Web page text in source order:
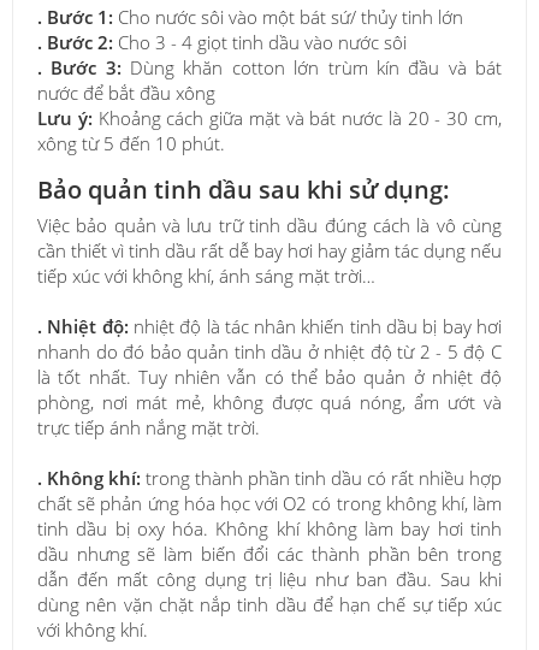
. Bước 1: Cho nước sôi vào một bát sứ/ thủy tinh lớn
. Bước 2: Cho 3 - 4 giọt tinh dầu vào nước sôi
. Bước 3: Dùng khăn cotton lớn trùm kín đầu và bát
nước để bắt đầu xông
Lưu ý: Khoảng cách giữa mặt và bát nước là 20 - 30 cm,
xông từ 5 đến 10 phút.
Bảo quản tinh dầu sau khi sử dụng:
Việc bảo quản và lưu trữ tinh dầu đúng cách là vô cùng
cần thiết vì tinh dầu rất dễ bay hơi hay giảm tác dụng nếu
tiếp xúc với không khí, ánh sáng mặt trời…
. Nhiệt độ: nhiệt độ là tác nhân khiến tinh dầu bị bay hơi
nhanh do đó bảo quản tinh dầu ở nhiệt độ từ 2 - 5 độ C
là tốt nhất. Tuy nhiên vẫn có thể bảo quản ở nhiệt độ
phòng, nơi mát mẻ, không được quá nóng, ẩm ướt và
trực tiếp ánh nắng mặt trời.
. Không khí: trong thành phần tinh dầu có rất nhiều hợp
chất sẽ phản ứng hóa học với O2 có trong không khí, làm
tinh dầu bị oxy hóa. Không khí không làm bay hơi tinh
dầu nhưng sẽ làm biến đổi các thành phần bên trong
dẫn đến mất công dụng trị liệu như ban đầu. Sau khi
dùng nên vặn chặt nắp tinh dầu để hạn chế sự tiếp xúc
với không khí.